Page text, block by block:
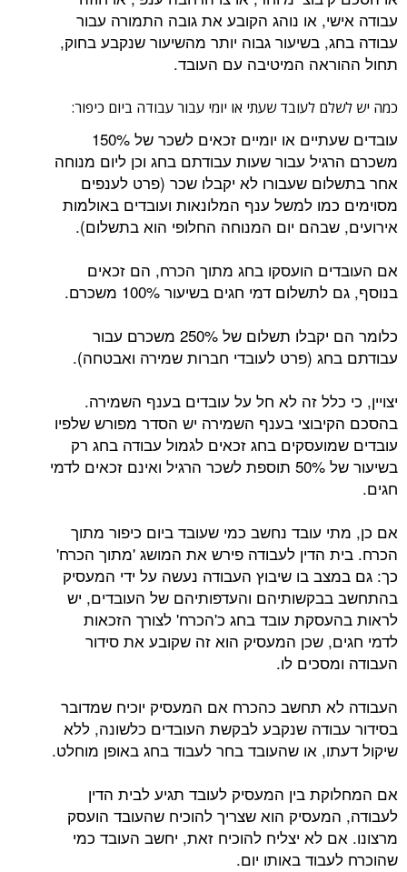
עבודה אישי, או נוהג הקובע את גובה התמורה עבור
עבודה בחג, בשיעור גבוה יותר מהשיעור שנקבע בחוק,
תחול ההוראה המיטיבה עם העובד.
כמה יש לשלם לעובד שעתי או יומי עבור עבודה ביום כיפור:
עובדים שעתיים או יומיים זכאים לשכר של 150%
משכרם הרגיל עבור שעות עבודתם בחג וכן ליום מנוחה
אחר בתשלום שעבורו לא יקבלו שכר (פרט לענפים
מסוימים כמו למשל ענף המלונאות ועובדים באולמות
אירועים, שבהם יום המנוחה החלופי הוא בתשלום).
אם העובדים הועסקו בחג מתוך הכרח, הם זכאים
בנוסף, גם לתשלום דמי חגים בשיעור 100% משכרם.
כלומר הם יקבלו תשלום של 250% משכרם עבור
עבודתם בחג (פרט לעובדי חברות שמירה ואבטחה).
יצויין, כי כלל זה לא חל על עובדים בענף השמירה.
בהסכם הקיבוצי בענף השמירה יש הסדר מפורש שלפיו
עובדים שמועסקים בחג זכאים לגמול עבודה בחג רק
בשיעור של 50% תוספת לשכר הרגיל ואינם זכאים לדמי
חגים.
אם כן, מתי עובד נחשב כמי שעובד ביום כיפור מתוך
הכרח. בית הדין לעבודה פירש את המושג 'מתוך הכרח'
כך: גם במצב בו שיבוץ העבודה נעשה על ידי המעסיק
בהתחשב בבקשותיהם והעדפותיהם של העובדים, יש
לראות בהעסקת עובד בחג כ'הכרח' לצורך הזכאות
לדמי חגים, שכן המעסיק הוא זה שקובע את סידור
העבודה ומסכים לו.
העבודה לא תחשב כהכרח אם המעסיק יוכיח שמדובר
בסידור עבודה שנקבע לבקשת העובדים כלשונה, ללא
שיקול דעתו, או שהעובד בחר לעבוד בחג באופן מוחלט.
אם המחלוקת בין המעסיק לעובד תגיע לבית הדין
לעבודה, המעסיק הוא שצריך להוכיח שהעובד הועסק
מרצונו. אם לא יצליח להוכיח זאת, יחשב העובד כמי
שהוכרח לעבוד באותו יום.